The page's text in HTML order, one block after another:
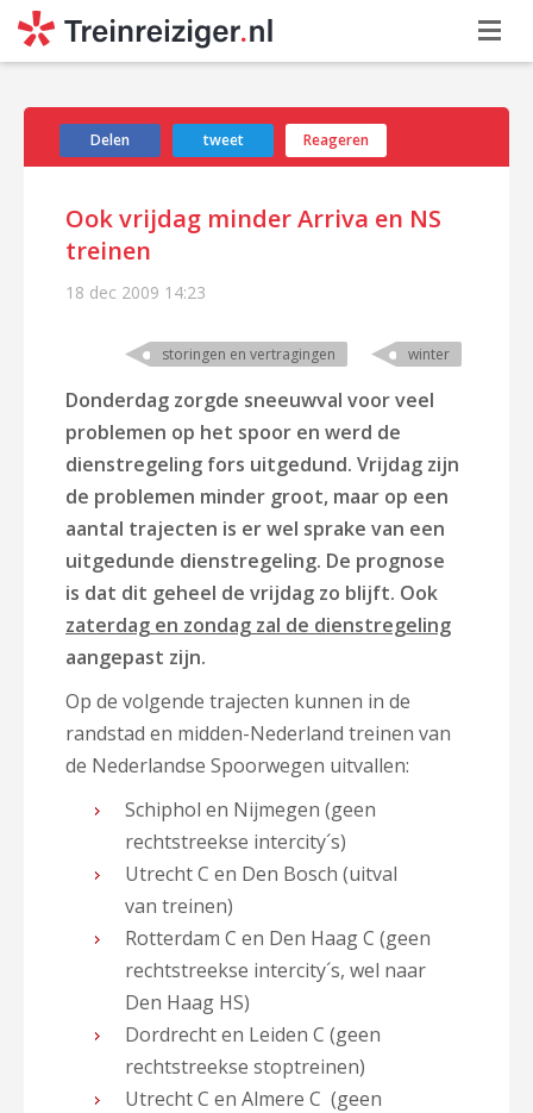
Delen tweet Reageren
Ook vrijdag minder Arriva en NS
treinen
18 dec 2009 14:23
storingen en vertragingen winter
Donderdag zorgde sneeuwval voor veel
problemen op het spoor en werd de
dienstregeling fors uitgedund. Vrijdag zijn
de problemen minder groot, maar op een
aantal trajecten is er wel sprake van een
uitgedunde dienstregeling. De prognose
is dat dit geheel de vrijdag zo blijft. Ook
zaterdag en zondag zal de dienstregeling
aangepast zijn.
Op de volgende trajecten kunnen in de
randstad en midden-Nederland treinen van
de Nederlandse Spoorwegen uitvallen:
Schiphol en Nijmegen (geen
rechtstreekse intercity´s)
Utrecht C en Den Bosch (uitval
van treinen)
Rotterdam C en Den Haag C (geen
rechtstreekse intercity´s, wel naar
Den Haag HS)
Dordrecht en Leiden C (geen
rechtstreekse stoptreinen)
Utrecht C en Almere C (geen